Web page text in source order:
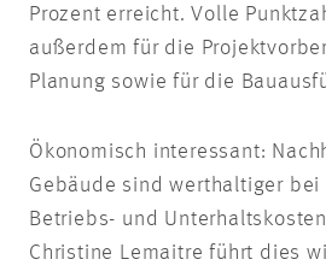
Prozent erreicht. Volle
außerdem für die
Planung sowie für die
Ökonomisch interessant:
Gebäude sind werthaltiger bei
Betriebs- und
Christine Lemaitre führt dies